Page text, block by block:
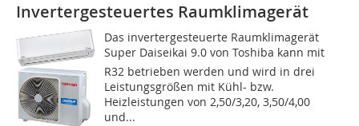
Invertergesteuertes Raumklimagerät
Das invertergesteuerte Raumklimagerät
Super Daiseikai 9.0 von Toshiba kann mit
R32 betrieben werden und wird in drei
Leistungsgrößen mit Kühl- bzw.
Heizleistungen von 2,50/3,20, 3,50/4,00
und...